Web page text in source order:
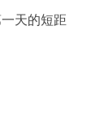
天的短距